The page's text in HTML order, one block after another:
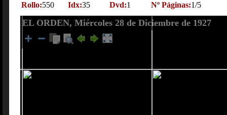
Rollo:550 Idx:35 Dvd:1 Nº Páginas:1/5
EL ORDEN, Miércoles 28 de Diciembre de 1927